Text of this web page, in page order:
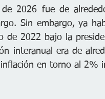
2026 fue de
Sin embargo, ya
de 2022 bajo la
interanual era de
en torno al 2%